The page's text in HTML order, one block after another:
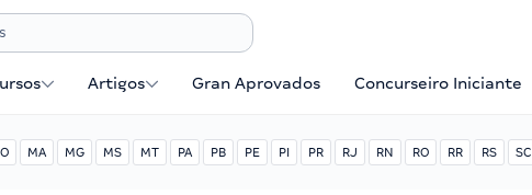
Artigos Gran Aprovados Concurseiro Iniciante
MA MG MS MT PA PB PE PI PR RJ RN RO RR RS SC